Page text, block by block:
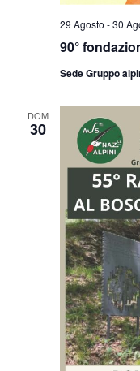
90°
29 Agosto -30
Sede Gruppo
DOM
30